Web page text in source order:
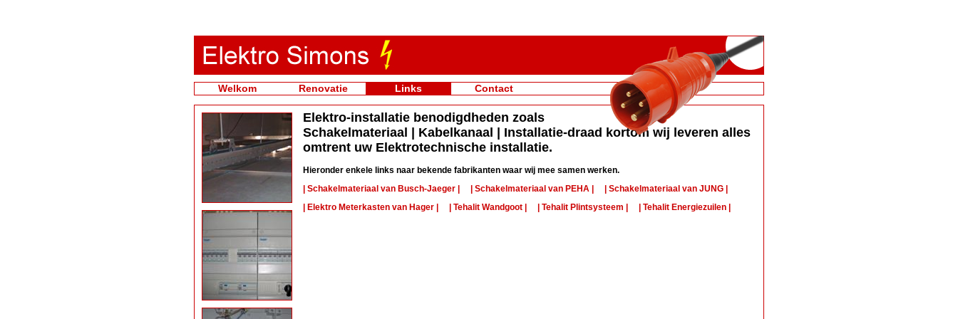
Welkom Renovatie Links Contact
Elektro-installatie benodigdheden zoals
Schakelmateriaal | Kabelkanaal | Installatie-draad kortom wij leveren alles
omtrent uw Elektrotechnische installatie.
Hieronder enkele links naar bekende fabrikanten waar wij mee samen werken.
| Schakelmateriaal van Busch-Jaeger |
| Schakelmateriaal van PEHA |
| Schakelmateriaal van JUNG |
| Elektro Meterkasten van Hager |
| Tehalit Wandgoot | | Tehalit Plintsysteem | | Tehalit Energiezuilen |